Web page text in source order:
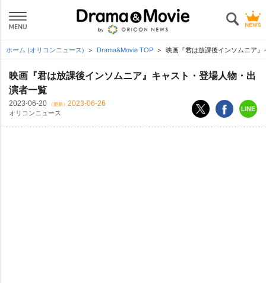
ホーム (オリコンニュース) Drama&Movie TOP 映画『君は放課後インソムニア
映画『君は放課後インソムニア』キャスト・登場人物・出
演者一覧
2023-06-20 （更新） 2023-06-26
オリコンニュース